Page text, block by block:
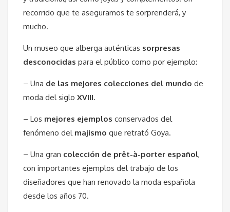
recorrido que te aseguramos te sorprenderá, y
mucho.
Un museo que alberga auténticas sorpresas
desconocidas para el público como por ejemplo:
– Una de las mejores colecciones del mundo de
moda del siglo XVIII.
– Los mejores ejemplos conservados del
fenómeno del majismo que retrató Goya.
– Una gran colección de prêt-à-porter español,
con importantes ejemplos del trabajo de los
diseñadores que han renovado la moda española
desde los años 70.